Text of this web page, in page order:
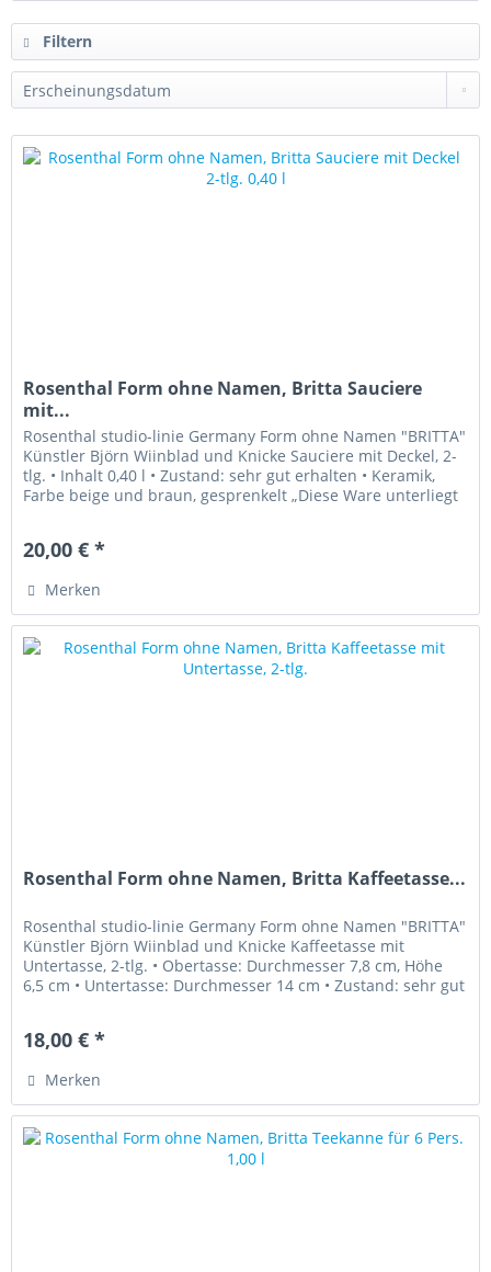
Filtern
Rosenthal Form ohne Namen, Britta Sauciere
mit...
Rosenthal studio-linie Germany Form ohne Namen "BRITTA"
Künstler Björn Wiinblad und Knicke Sauciere mit Deckel, 2-
tlg. • Inhalt 0,40 l • Zustand: sehr gut erhalten • Keramik,
Farbe beige und braun, gesprenkelt „Diese Ware unterliegt
20,00 € *
Merken
Rosenthal Form ohne Namen, Britta Kaffeetasse...
Rosenthal studio-linie Germany Form ohne Namen "BRITTA"
Künstler Björn Wiinblad und Knicke Kaffeetasse mit
Untertasse, 2-tlg. • Obertasse: Durchmesser 7,8 cm, Höhe
6,5 cm • Untertasse: Durchmesser 14 cm • Zustand: sehr gut
18,00 € *
Merken